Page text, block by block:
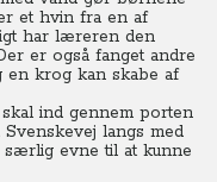
et hvin fra en af
har læreren den
er også fanget andre
krog kan skabe af
ind gennem porten
langs med
evne til at kunne